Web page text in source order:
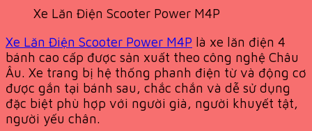
Xe Lăn Điện Scooter Power M4P
Xe Lăn Điện Scooter Power M4P là xe lăn điện 4
bánh cao cấp được sản xuất theo công nghệ Châu
Âu. Xe trang bị hệ thống phanh điện từ và động cơ
được gắn tại bánh sau, chắc chắn và dễ sử dụng
đặc biệt phù hợp với người già, người khuyết tật,
người yếu chân.